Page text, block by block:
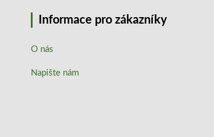
Informace pro zákazníky
O nás
Napište nám